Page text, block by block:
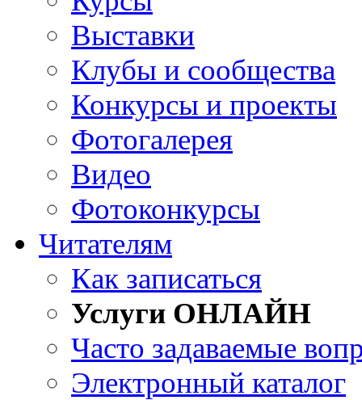
Выставки
Клубы и сообщества
Конкурсы и проекты
Фотогалерея
Видео
Фотоконкурсы
Читателям
Как записаться
Услуги ОНЛАЙН
Часто задаваемые
Электронный каталог